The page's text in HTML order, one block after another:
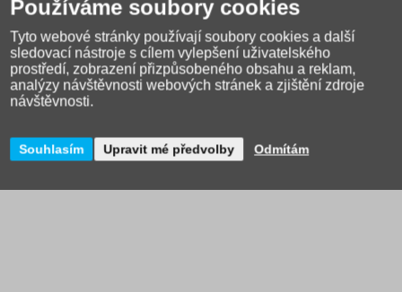
nebo jiných školních potřeb.
Rozměry: 21 x 10 x 6 cm
Hmotnost: 250 g
Materiál: PES 600 D
Výrobce: Walker Schneiders
Používáme soubory cookies
Tyto webové stránky používají soubory cookies a další
sledovací nástroje s cílem vylepšení uživatelského
prostředí, zobrazení přizpůsobeného obsahu a reklam,
analýzy návštěvnosti webových stránek a zjištění zdroje
návštěvnosti.
Souhlasím Upravit mé předvolby Odmítám